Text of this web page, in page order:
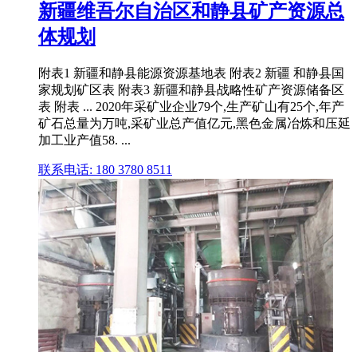
新疆维吾尔自治区和静县矿产资源总
体规划
附表1 新疆和静县能源资源基地表 附表2 新疆 和静县国
家规划矿区表 附表3 新疆和静县战略性矿产资源储备区
表 附表 ... 2020年采矿业企业79个,生产矿山有25个,年产
矿石总量为万吨,采矿业总产值亿元,黑色金属冶炼和压延
加工业产值58. ...
联系电话: 180 3780 8511